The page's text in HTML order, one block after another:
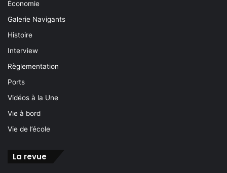
Économie
Galerie Navigants
Histoire
Interview
Règlementation
Ports
Vidéos à la Une
Vie à bord
Vie de l’école
La revue